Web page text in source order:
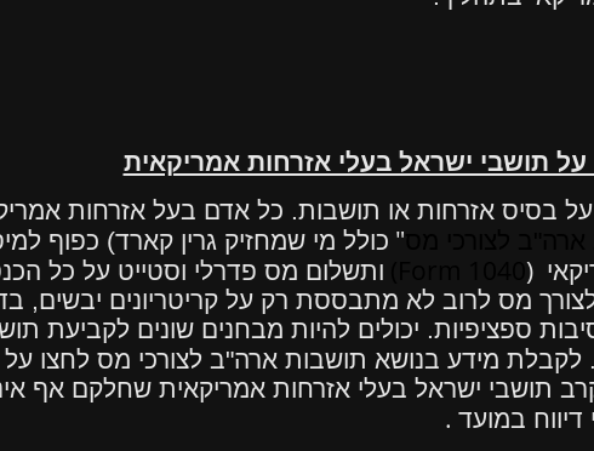
על תושבי ישראל בעלי אזרחות אמריקאית
בסיס אזרחות או תושבות. כל אדם בעל אזרחות
" כולל מי שמחזיק גרין קארד) כפוף
)
ותשלום מס פדרלי וסטייט על כל
מס לרוב לא מתבססת רק על קריטריונים יבשים,
ספציפיות. יכולים להיות מבחנים שונים לקביעת
מידע בנושא תושבות ארה"ב לצורכי מס לחצו על
תושבי ישראל בעלי אזרחות אמריקאית שחלקם אף
במועד .